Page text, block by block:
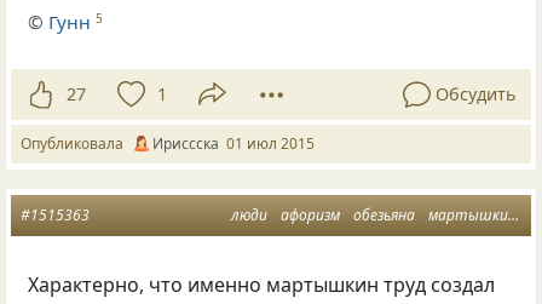
© Гунн 5
27 1 Обсудить
Опубликовала Ириссска 01 июл 2015
люди афоризм обезьяна мартышкин труд
#1515363
Характерно, что именно мартышкин труд создал